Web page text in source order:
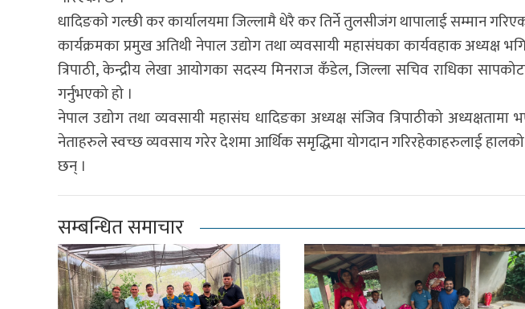
धादिङकाे गल्छी कर कार्यालयमा जिल्लामै धेरै कर तिर्ने तुलसीजंग थापालाई सम्मान
कार्यक्रमका प्रमुख अतिथी नेपाल उद्योग तथा व्यवसायी महासंघका कार्यवहाक अध्यक्ष
त्रिपाठी, केन्द्रीय लेखा आयोगका सदस्य मिनराज कँडेल, जिल्ला सचिव राधिका
गर्नुभएको हो ।
नेपाल उद्योग तथा व्यवसायी महासंघ धादिङका अध्यक्ष संजिव त्रिपाठीको
नेताहरुले स्वच्छ व्यवसाय गरेर देशमा आर्थिक समृद्धिमा योगदान गरिरहेकाहरुलाई हालको
छन् ।
सम्बन्धित समाचार